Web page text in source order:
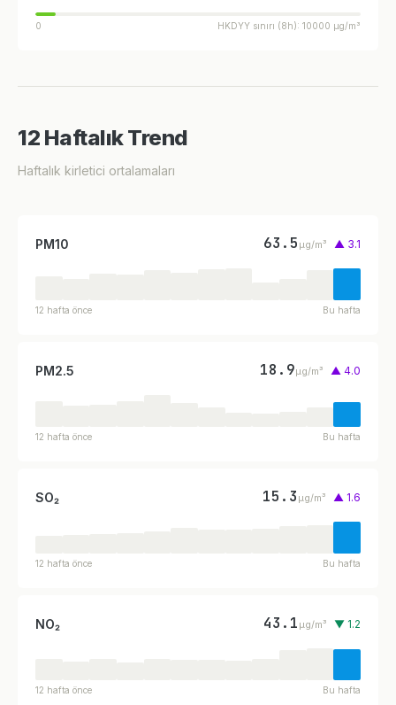
0 HKDYY sınırı (8h): 10000 µg/m³
12 Haftalık Trend
Haftalık kirletici ortalamaları
PM10 63.5 µg/m³ ▲ 3.1
12 hafta önce Bu hafta
PM2.5 18.9µg/m³ ▲ 4.0
12 hafta önce Bu hafta
SO₂ 15.3 µg/m³ ▲ 1.6
12 hafta önce Bu hafta
NO₂ 43.1 µg/m³ ▼ 1.2
12 hafta önce Bu hafta